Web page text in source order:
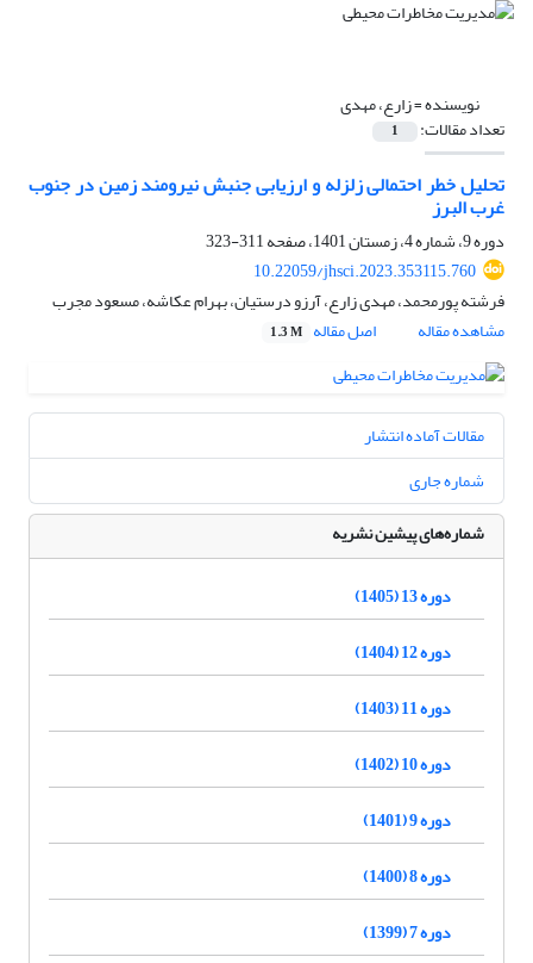
نویسنده =زارع، مهدی
تعداد مقالات: 1
تحلیل خطر احتمالی زلزله و ارزیابی جنبش نیرومند زمین در جنوب
غرب البرز
دوره 9، شماره 4، زمستان 1401، صفحه
311-323
10.22059/jhsci.2023.353115.760
فرشته پورمحمد، مهدی زارع، آرزو درستیان، بهرام عکاشه، مسعود مجرب
مشاهده مقاله
اصل مقاله 1.3 M
مقالات آماده انتشار
شماره جاری
شماره‌های پیشین نشریه
دوره 13 (1405)
دوره 12 (1404)
دوره 11 (1403)
دوره 10 (1402)
دوره 9 (1401)
دوره 8 (1400)
دوره 7 (1399)